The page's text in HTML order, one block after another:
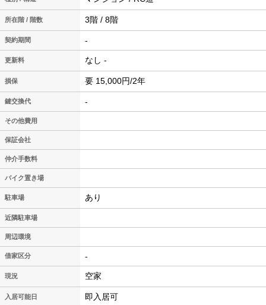
所在階 / 階数 3階 / 8階
契約期間 -
更新料 なし -
損保 要 15,000円/2年
鍵交換代 -
その他費用
保証会社
仲介手数料
バイク置き場
駐車場 あり
近隣駐車場
周辺環境
借家区分 -
現況 空家
入居可能日 即入居可